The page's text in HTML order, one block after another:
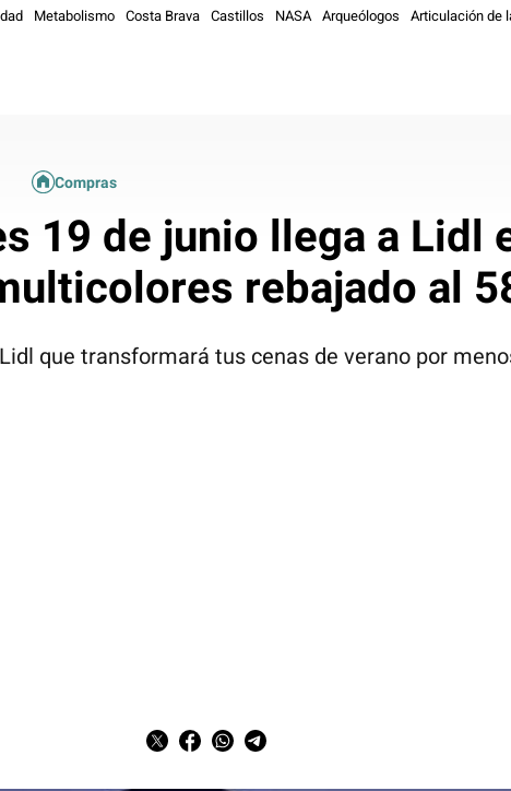
Metabolismo Costa Brava Castillos NASA Arqueólogos Articulación de
Compras
19 de junio llega a Lidl
rebajado al
que transformará tus cenas de verano por